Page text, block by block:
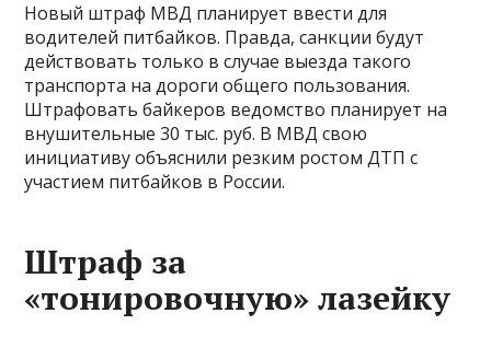
Новый штраф МВД планирует ввести для
водителей питбайков. Правда, санкции будут
действовать только в случае выезда такого
транспорта на дороги общего пользования.
Штрафовать байкеров ведомство планирует на
внушительные 30 тыс. руб. В МВД свою
инициативу объяснили резким ростом ДТП с
участием питбайков в России.
Штраф за
«тонировочную» лазейку